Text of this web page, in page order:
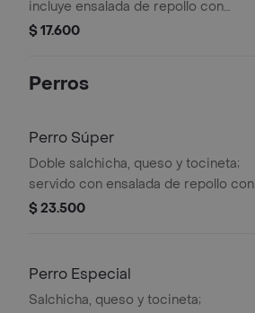
incluye ensalada de repollo con
zanahoria, pepino agridulce, cebolla
$ 17.600
Perros
Perro Súper
Doble salchicha, queso y tocineta;
servido con ensalada de repollo con
zanahoria, pepino agridulce, cebolla
$ 23.500
Perro Especial
Salchicha, queso y tocineta;